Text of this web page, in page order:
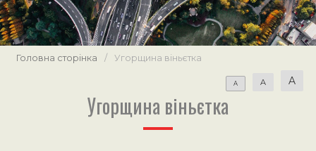
Головна сторінка / Угорщина віньєтка
A A A
Угорщина віньєтка